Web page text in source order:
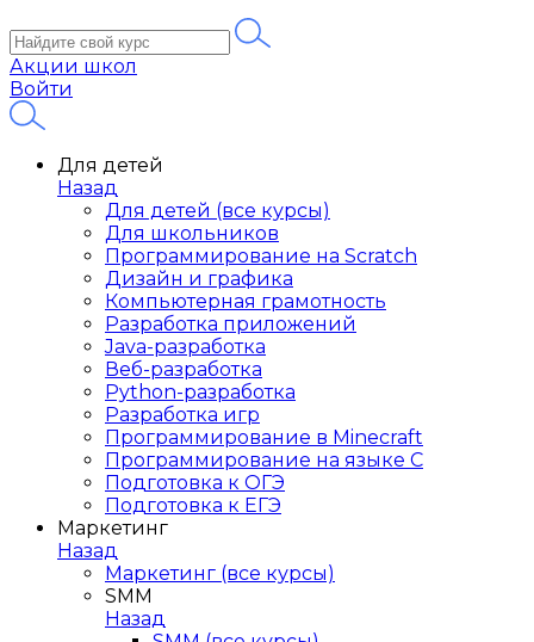
Акции школ
Войти
Для детей
Назад
Для детей (все курсы)
Для школьников
Программирование на Scratch
Дизайн и графика
Компьютерная грамотность
Разработка приложений
Java-разработка
Веб-разработка
Python-разработка
Разработка игр
Программирование в Minecraft
Программирование на языке C
Подготовка к ОГЭ
Подготовка к ЕГЭ
Маркетинг
Назад
Маркетинг (все курсы)
SMM
Назад